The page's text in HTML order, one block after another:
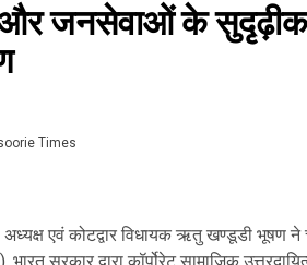
जनसेवाओं के
Times
अध्यक्ष एवं कोटद्वार विधायक ऋतु खण्डूडी भूषण